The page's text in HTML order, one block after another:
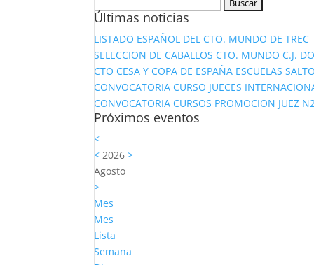
Últimas noticias
LISTADO ESPAÑOL DEL CTO. MUNDO DE TREC
SELECCION DE CABALLOS CTO. MUNDO C.J.
CTO CESA Y COPA DE ESPAÑA ESCUELAS
CONVOCATORIA CURSO JUECES
CONVOCATORIA CURSOS PROMOCION JUEZ
Próximos eventos
<
< 2026>
Agosto
>
Mes
Mes
Lista
Semana